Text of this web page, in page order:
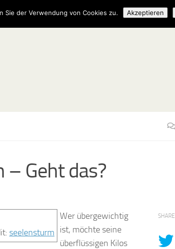
– Geht das?
seelensturm
Wer übergewichtig
ist, möchte seine
überflüssigen Kilos
SHARE
Sie der Verwendung von Cookies zu. Akzeptieren